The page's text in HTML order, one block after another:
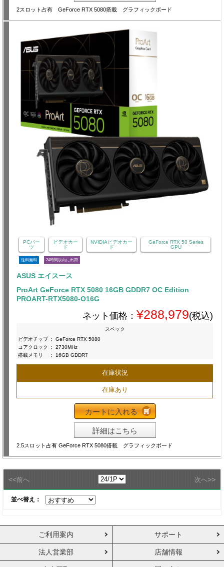
2スロット占有 GeForce RTX 5080搭載 グラフィックボード
PCパー
ツ
ビデオカー
ド
NVIDIAビデオカー
ド
GeForce RTX 50 Series
GPU
送料無料 24時間以内に出荷
ASUS エイスース
ProArt GeForce RTX 5080 16GB GDDR7 OC Edition
PROART-RTX5080-O16G
ネット価格： ¥288,979(税込)
スペック
ビデオチップ :
GeForce RTX 5080
コアクロック
:
2730MHz
搭載メモリ
: 16GB GDDR7
在庫状況
在庫あり
カートに入れる
詳細はこちら
2.5スロット占有 GeForce RTX 5080搭載 グラフィックボード
<<前へ 次へ>>
並べ替え：
ご利用案内 サポート
法人営業部 店舗情報